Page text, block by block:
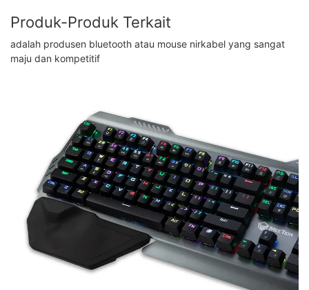
Produk-Produk Terkait
adalah produsen bluetooth atau mouse nirkabel yang sangat
maju dan kompetitif